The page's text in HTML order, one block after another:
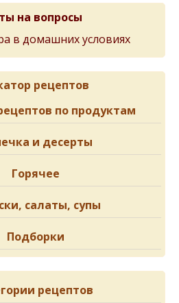
на вопросы
в домашних условиях
рецептов
по продуктам
и десерты
Горячее
салаты, супы
Подборки
рецептов